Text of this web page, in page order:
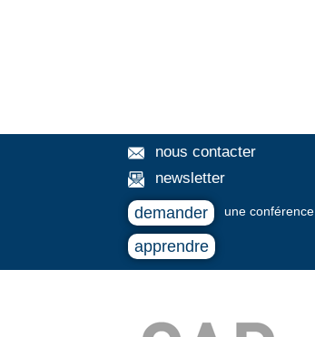
nous contacter
newsletter
demander une conférence
apprendre